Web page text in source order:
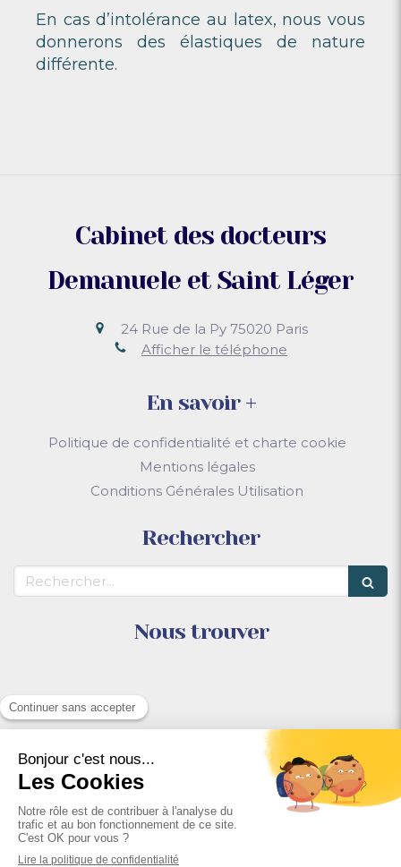
En cas d’intolérance au latex, nous vous
donnerons des élastiques de nature
différente.
Cabinet des docteurs
Demanuele et Saint Léger
24 Rue de la Py 75020 Paris
Afficher le téléphone
En savoir +
Politique de confidentialité et charte cookie
Mentions légales
Conditions Générales Utilisation
Rechercher
Rechercher
Nous trouver